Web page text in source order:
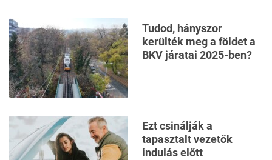
Tudod, hányszor
kerülték meg a földet a
BKV járatai 2025-ben?
Ezt csinálják a
tapasztalt vezetők
indulás előtt